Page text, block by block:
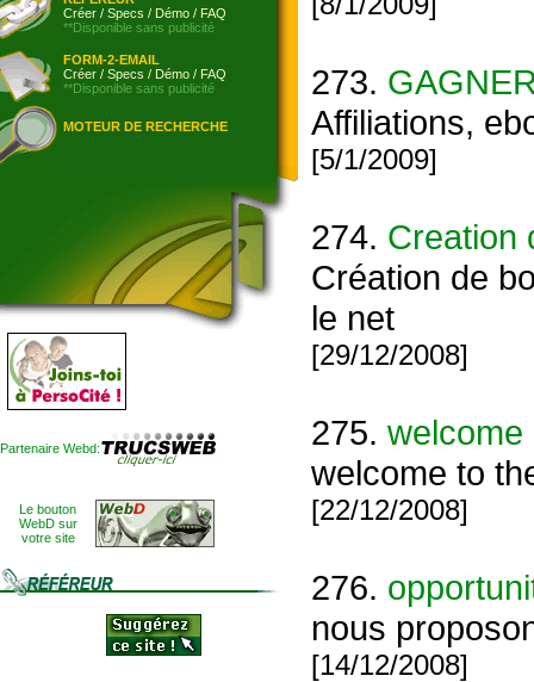
Créer / Specs / Démo / FAQ
**Disponible sans publicité
FORM-2-EMAIL
Créer / Specs / Démo / FAQ
**Disponible sans publicité
MOTEUR DE RECHERCHE
Partenaire Webd:
Le bouton
WebD sur
votre site
273.
Affiliations,
[5/1/2009]
274. Creation
Création de
le net
[29/12/2008]
275. welcome
welcome to
[22/12/2008]
276.
nous
[14/12/2008]